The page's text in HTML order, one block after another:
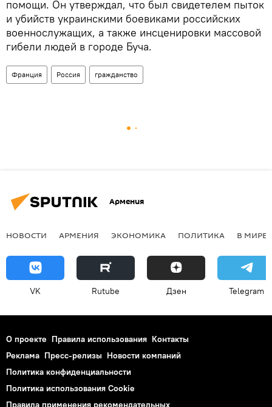
помощи. Он утверждал, что был свидетелем пыток
и убийств украинскими боевиками российских
военнослужащих, а также инсценировки массовой
гибели людей в городе Буча.
Франция Россия гражданство
Армения
НОВОСТИ АРМЕНИЯ ЭКОНОМИКА ПОЛИТИКА В МИРЕ
VK Rutube Дзен Telegram
О проекте Правила использования Контакты
Реклама Пресс-релизы Новости компаний
Политика конфиденциальности
Политика использования Cookie
Правила применения рекомендательных